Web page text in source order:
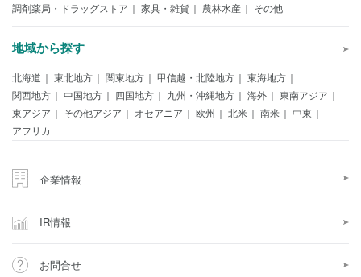
調剤薬局・ドラッグストア
家具・雑貨 農林水産 その他
地域から探す
北海道 東北地方 関東地方 甲信越・北陸地方
東海地方
関西地方
中国地方 四国地方 九州・沖縄地方 海外
東南アジア
東アジア
その他アジア オセアニア 欧州 北米 南米
中東
アフリカ
企業情報
IR情報
お問合せ